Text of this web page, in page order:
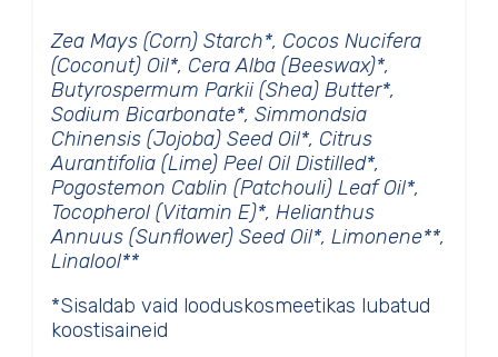
Zea Mays (Corn) Starch*, Cocos Nucifera
(Coconut) Oil*, Cera Alba (Beeswax)*,
Butyrospermum Parkii (Shea) Butter*,
Sodium Bicarbonate*, Simmondsia
Chinensis (Jojoba) Seed Oil*, Citrus
Aurantifolia (Lime) Peel Oil Distilled*,
Pogostemon Cablin (Patchouli) Leaf Oil*,
Tocopherol (Vitamin E)*, Helianthus
Annuus (Sunflower) Seed Oil*, Limonene**,
Linalool**
*Sisaldab vaid looduskosmeetikas lubatud
koostisaineid